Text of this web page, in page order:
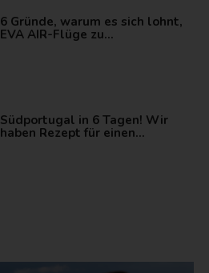
6 Gründe, warum es sich lohnt,
EVA AIR-Flüge zu…
Südportugal in 6 Tagen! Wir
haben Rezept für einen…